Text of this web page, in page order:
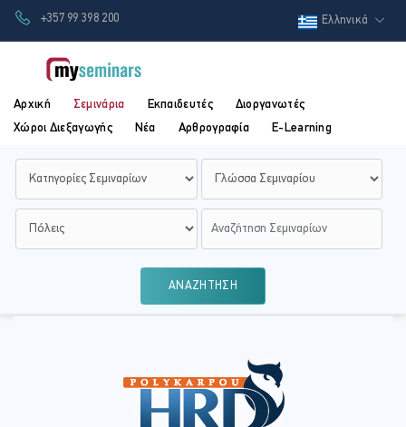
+357 99 398 200 Ελληνικά
Αρχική Σεμινάρια Εκπαιδευτές
Διοργανωτές
Χώροι Διεξαγωγής
Νέα Αρθρογραφία E-Learning
ΑΝΑΖΗΤΗΣΗ